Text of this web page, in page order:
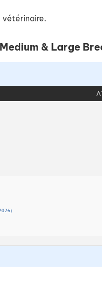
vétérinaire.
& Large